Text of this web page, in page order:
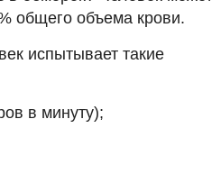
общего объема крови.
испытывает такие
в минуту);